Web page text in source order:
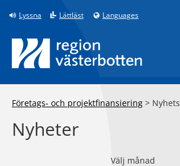
Till innehåll på sidan
Lyssna Lättläst Languages
Företags- och projektfinansiering >
Nyheter
Välj månad